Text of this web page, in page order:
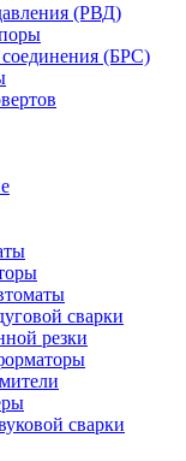
(РВД)
(БРС)
сварки
резки
сварки